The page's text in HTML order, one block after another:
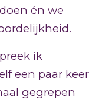
én we
ik
een paar keer
gegrepen